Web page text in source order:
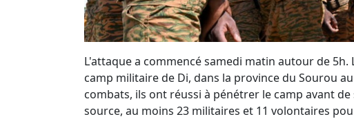
L'attaque a commencé samedi matin autour de
camp militaire de Di, dans la province du Sourou
combats, ils ont réussi à pénétrer le camp avant
source, au moins 23 militaires et 11 volontaires